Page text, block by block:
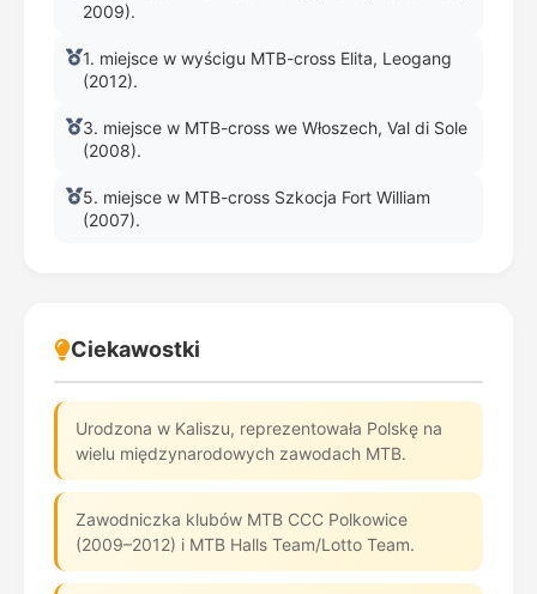
2009).
1. miejsce w wyścigu MTB-cross Elita, Leogang
(2012).
3. miejsce w MTB-cross we Włoszech, Val di Sole
(2008).
5. miejsce w MTB-cross Szkocja Fort William
(2007).
Ciekawostki
Urodzona w Kaliszu, reprezentowała Polskę na
wielu międzynarodowych zawodach MTB.
Zawodniczka klubów MTB CCC Polkowice
(2009–2012) i MTB Halls Team/Lotto Team.